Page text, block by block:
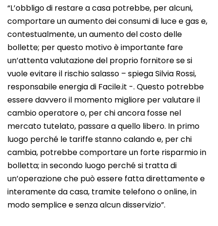
“L’obbligo di restare a casa potrebbe, per alcuni,
comportare un aumento dei consumi di luce e gas e,
contestualmente, un aumento del costo delle
bollette; per questo motivo è importante fare
un’attenta valutazione del proprio fornitore se si
vuole evitare il rischio salasso – spiega Silvia Rossi,
responsabile energia di Facile.it -. Questo potrebbe
essere davvero il momento migliore per valutare il
cambio operatore o, per chi ancora fosse nel
mercato tutelato, passare a quello libero. In primo
luogo perché le tariffe stanno calando e, per chi
cambia, potrebbe comportare un forte risparmio in
bolletta; in secondo luogo perché si tratta di
un’operazione che può essere fatta direttamente e
interamente da casa, tramite telefono o online, in
modo semplice e senza alcun disservizio”.